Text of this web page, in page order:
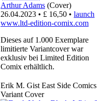
Arthur Adams (Cover)
26.04.2023 • £ 16,50 • launch
www.ltd-edition-comix.com
Dieses auf 1.000 Exemplare
limitierte Variantcover war
exklusiv bei Limited Edition
Comix erhältlich.
Erik M. Gist East Side Comics
Variant Cover